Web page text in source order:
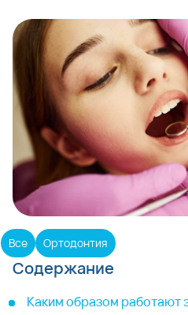
Все Ортодонтия
Содержание
Каким образом работают